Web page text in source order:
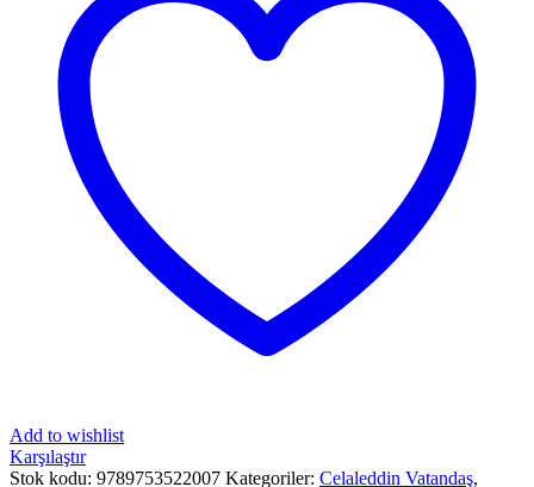
Add to wishlist
Karşılaştır
Stok kodu: 9789753522007 Kategoriler: Celaleddin Vatandaş,